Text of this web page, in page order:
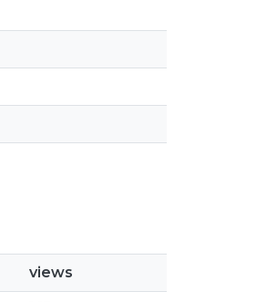
views